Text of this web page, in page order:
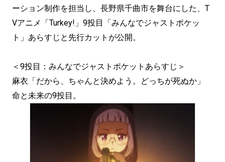
ーション制作を担当し、長野県千曲市を舞台にした、T
Vアニメ「Turkey!」9投目「みんなでジャストポケッ
ト」あらすじと先行カットが公開。
＜9投目：みんなでジャストポケットあらすじ＞
麻衣「だから、ちゃんと決めよう。どっちが死ぬか」
命と未来の9投目。